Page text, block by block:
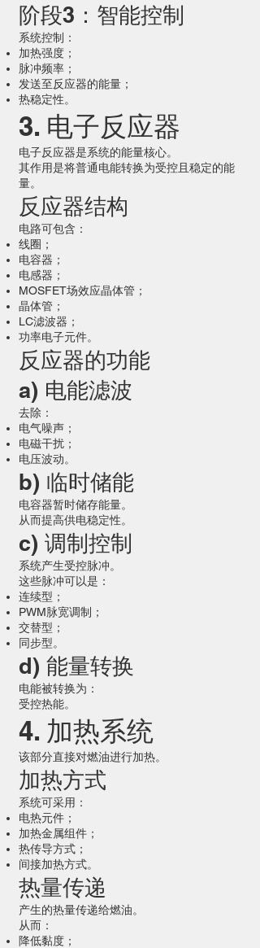
阶段3：智能控制
系统控制：
加热强度；
脉冲频率；
发送至反应器的能量；
热稳定性。
3. 电子反应器
电子反应器是系统的能量核心。
其作用是将普通电能转换为受控且稳定的能
量。
反应器结构
电路可包含：
线圈；
电容器；
电感器；
MOSFET场效应晶体管；
晶体管；
LC滤波器；
功率电子元件。
反应器的功能
a) 电能滤波
去除：
电气噪声；
电磁干扰；
电压波动。
b) 临时储能
电容器暂时储存能量。
从而提高供电稳定性。
c) 调制控制
系统产生受控脉冲。
这些脉冲可以是：
连续型；
PWM脉宽调制；
交替型；
同步型。
d) 能量转换
电能被转换为：
受控热能。
4. 加热系统
该部分直接对燃油进行加热。
加热方式
系统可采用：
电热元件；
加热金属组件；
热传导方式；
间接加热方式。
热量传递
产生的热量传递给燃油。
从而：
降低黏度；